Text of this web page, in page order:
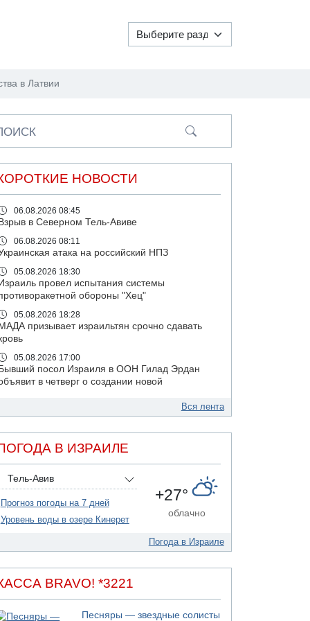
в Латвии
НОВОСТИ
06.08.2026 08:45
Взрыв в Северном Тель-Авиве
06.08.2026 08:11
атака на российский НПЗ
05.08.2026 18:30
Израиль провел испытания системы
обороны "Хец"
05.08.2026 18:28
МАДА призывает израильтян срочно сдавать
05.08.2026 17:00
Бывший посол Израиля в ООН Гилад Эрдан
в четверг о создании новой
05.08.2026 13:32
России горят новые склады
05.08.2026 10:19
Хуситы сообщают об атаке по Саудовскому
танкеру
05.08.2026 10:16
Дубае поднимается дым над портом
05.08.2026 06:41
один меморандум для Ирана
Вся лента
В ИЗРАИЛЕ
Тель-Авив
Прогноз погоды на 7 дней
Уровень воды в озере Кинерет
+27°
облачно
Погода в Израиле
BRAVO! *3221
Песняры — звездные солисты